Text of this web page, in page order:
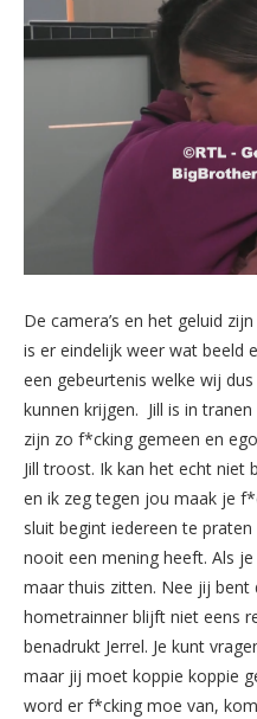
De camera’s en het geluid
is er eindelijk weer wat beeld
een gebeurtenis welke wij
kunnen krijgen. Jill is in
zijn zo f*cking gemeen en
Jill troost. Ik kan het echt niet
en ik zeg tegen jou maak je
sluit begint iedereen te
nooit een mening heeft. Als
maar thuis zitten. Nee jij bent
hometrainner blijft niet eens
benadrukt Jerrel. Je kunt
maar jij moet koppie koppie
word er f*cking moe van,